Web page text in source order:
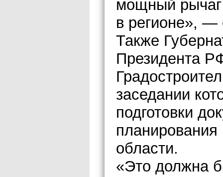
мощный рычаг
в регионе», —
Также
Президента
заседании
подготовки
области.
«Это должна